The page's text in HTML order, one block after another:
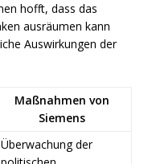
hofft, dass das
ausräumen kann
Auswirkungen der
Maßnahmen von
Siemens
Überwachung der